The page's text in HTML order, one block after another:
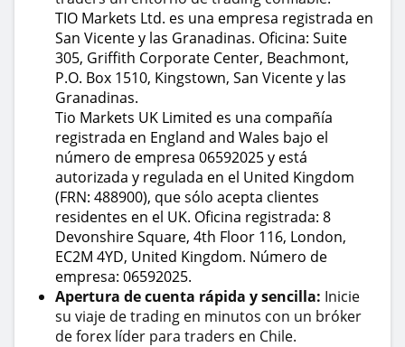
TIO Markets Ltd. es una empresa registrada en
San Vicente y las Granadinas. Oficina: Suite
305, Griffith Corporate Center, Beachmont,
P.O. Box 1510, Kingstown, San Vicente y las
Granadinas.
Tio Markets UK Limited es una compañía
registrada en England and Wales bajo el
número de empresa 06592025 y está
autorizada y regulada en el United Kingdom
(FRN: 488900), que sólo acepta clientes
residentes en el UK. Oficina registrada: 8
Devonshire Square, 4th Floor 116, London,
EC2M 4YD, United Kingdom. Número de
empresa: 06592025.
Apertura de cuenta rápida y sencilla: Inicie
su viaje de trading en minutos con un bróker
de forex líder para traders en Chile.